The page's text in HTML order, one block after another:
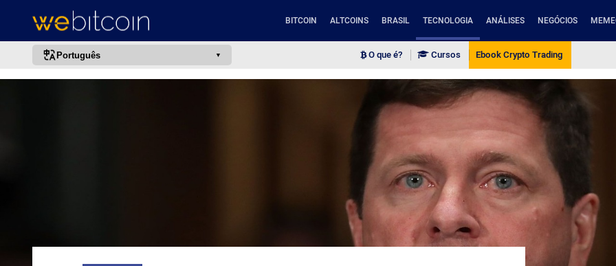
BITCOIN ALTCOINS BRASIL TECNOLOGIA ANÁLISES NEGÓCIOS
Português O que é? Cursos Ebook Crypto Trading